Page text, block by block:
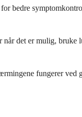
bedre
det er mulig,
fungerer